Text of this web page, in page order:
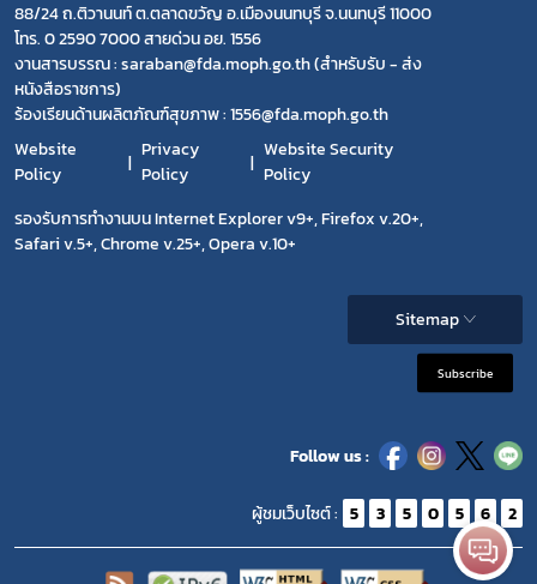
88/24 ถ.ติวานนท์ ต.ตลาดขวัญ อ.เมืองนนทบุรี จ.นนทบุรี 11000
โทร. 0 2590 7000 สายด่วน อย. 1556
งานสารบรรณ : saraban@fda.moph.go.th (สำหรับรับ - ส่ง
หนังสือราชการ)
ร้องเรียนด้านผลิตภัณฑ์สุขภาพ : 1556@fda.moph.go.th
Website
Policy
Privacy
Policy
Website Security
Policy
รองรับการทำงานบน Internet Explorer v9+, Firefox v.20+,
Safari v.5+, Chrome v.25+, Opera v.10+
Sitemap
Subscribe
Follow us :
ผู้ชมเว็บไซต์ : 5 3 5 0 5 6 2